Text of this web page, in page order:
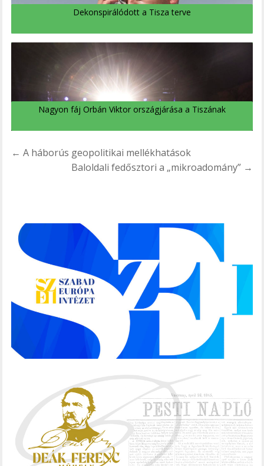
Dekonspirálódott a Tisza terve
Nagyon fáj Orbán Viktor országjárása a Tiszának
Bejegyzés
navigáció
← A háborús geopolitikai mellékhatások
Baloldali fedősztori a „mikroadomány” →